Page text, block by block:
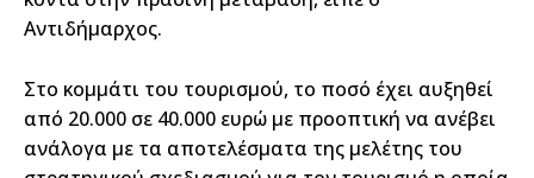
Αντιδήμαρχος.
Στο κομμάτι του τουρισμού, το ποσό έχει αυξηθεί
από 20.000 σε 40.000 ευρώ με προοπτική να ανέβει
ανάλογα με τα αποτελέσματα της μελέτης του